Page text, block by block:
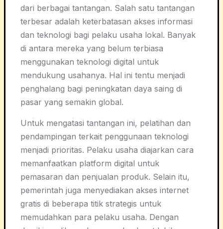
dari berbagai tantangan. Salah satu tantangan
terbesar adalah keterbatasan akses informasi
dan teknologi bagi pelaku usaha lokal. Banyak
di antara mereka yang belum terbiasa
menggunakan teknologi digital untuk
mendukung usahanya. Hal ini tentu menjadi
penghalang bagi peningkatan daya saing di
pasar yang semakin global.
Untuk mengatasi tantangan ini, pelatihan dan
pendampingan terkait penggunaan teknologi
menjadi prioritas. Pelaku usaha diajarkan cara
memanfaatkan platform digital untuk
pemasaran dan penjualan produk. Selain itu,
pemerintah juga menyediakan akses internet
gratis di beberapa titik strategis untuk
memudahkan para pelaku usaha. Dengan